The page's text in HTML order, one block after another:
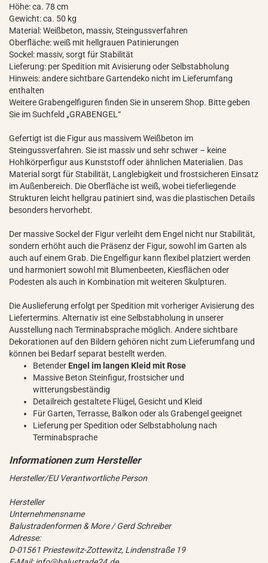
Höhe: ca. 78 cm
Gewicht: ca. 50 kg
Material: Weißbeton, massiv, Steingussverfahren
Oberfläche: weiß mit hellgrauen Patinierungen
Sockel: massiv, sorgt für Stabilität
Lieferung: per Spedition mit Avisierung oder Selbstabholung
Hinweis: andere sichtbare Gartendeko nicht im Lieferumfang
enthalten
Weitere Grabengelfiguren finden Sie in unserem Shop. Bitte geben
Sie im Suchfeld „GRABENGEL“
Gefertigt ist die Figur aus massivem Weißbeton im
Steingussverfahren. Sie ist massiv und sehr schwer – keine
Hohlkörperfigur aus Kunststoff oder ähnlichen Materialien. Das
Material sorgt für Stabilität, Langlebigkeit und frostsicheren Einsatz
im Außenbereich. Die Oberfläche ist weiß, wobei tieferliegende
Strukturen leicht hellgrau patiniert sind, was die plastischen Details
besonders hervorhebt.
Der massive Sockel der Figur verleiht dem Engel nicht nur Stabilität,
sondern erhöht auch die Präsenz der Figur, sowohl im Garten als
auch auf einem Grab. Die Engelfigur kann flexibel platziert werden
und harmoniert sowohl mit Blumenbeeten, Kiesflächen oder
Podesten als auch in Kombination mit weiteren Skulpturen.
Die Auslieferung erfolgt per Spedition mit vorheriger Avisierung des
Liefertermins. Alternativ ist eine Selbstabholung in unserer
Ausstellung nach Terminabsprache möglich. Andere sichtbare
Dekorationen auf den Bildern gehören nicht zum Lieferumfang und
können bei Bedarf separat bestellt werden.
Betender Engel im langen Kleid mit Rose
Massive Beton Steinfigur, frostsicher und
witterungsbeständig
Detailreich gestaltete Flügel, Gesicht und Kleid
Für Garten, Terrasse, Balkon oder als Grabengel geeignet
Lieferung per Spedition oder Selbstabholung nach
Terminabsprache
Hersteller/EU Verantwortliche Person
Hersteller
Unternehmensname
Balustradenformen & More / Gerd Schreiber
Adresse:
D-01561 Priestewitz-Zottewitz, Lindenstraße 19